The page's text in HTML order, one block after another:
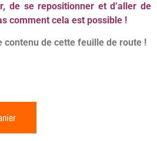
de se repositionner et d’aller de
comment cela est possible !
contenu de cette feuille de route !